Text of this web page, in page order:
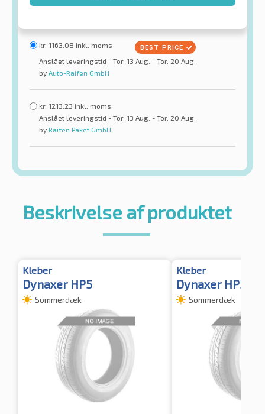
kr. 1163.08 inkl. moms
Anslået leveringstid - Tor. 13 Aug. - Tor. 20 Aug.
by Auto-Raifen GmbH
kr. 1213.23 inkl. moms
Anslået leveringstid - Tor. 13 Aug. - Tor. 20 Aug.
by Raifen Paket GmbH
Beskrivelse af produktet
Kleber
Dynaxer HP5
Sommerdæk
Kleber
Dynaxer HP5 XL
Sommerdæk